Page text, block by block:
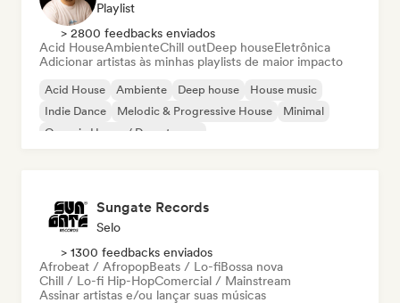
Playlist
> 2800 feedbacks enviados
Acid HouseAmbienteChill outDeep houseEletrônica
Adicionar artistas às minhas playlists de maior impacto
Acid House Ambiente Deep house
House music
Indie Dance
Melodic & Progressive House
Minimal
Organic House / Downtempo
Sungate Records
Selo
> 1300 feedbacks enviados
Afrobeat / AfropopBeats / Lo-fiBossa nova
Chill / Lo-fi Hip-HopComercial / Mainstream
Assinar artistas e/ou lançar suas músicas